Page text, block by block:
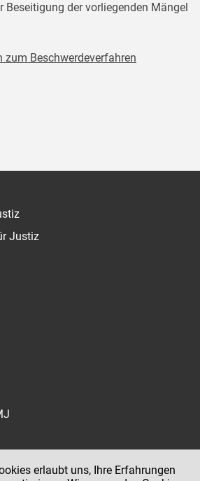
Beseitigung der vorliegenden Mängel
zum Beschwerdeverfahren
Justiz
erlaubt uns, Ihre Erfahrungen